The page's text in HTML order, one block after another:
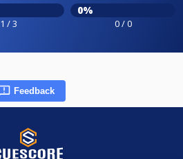
1 / 3
0%
0 / 0
Feedback